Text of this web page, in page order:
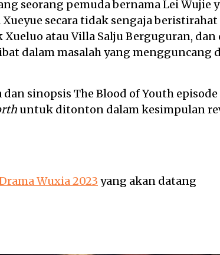
seorang pemuda bernama Lei Wujie
secara tidak sengaja
atau Villa Salju Berguguran, dan
dalam masalah yang mengguncang
sinopsis The Blood of Youth episode
untuk ditonton dalam kesimpulan
Wuxia 2023 yang akan datang